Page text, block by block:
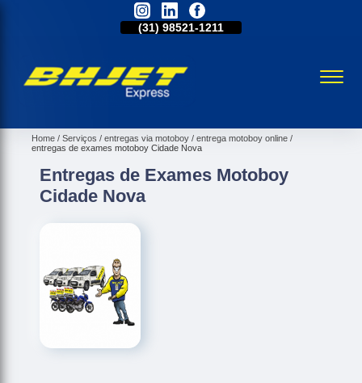
(31) 98521-1211
Home Serviços entregas via motoboy
entrega motoboy online
entregas de exames motoboy Cidade Nova
Entregas de Exames Motoboy
Cidade Nova